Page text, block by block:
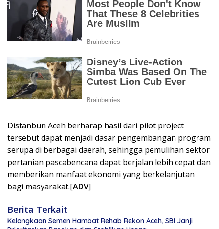
Distanbun Aceh berharap hasil dari pilot project
tersebut dapat menjadi dasar pengembangan program
serupa di berbagai daerah, sehingga pemulihan sektor
pertanian pascabencana dapat berjalan lebih cepat dan
memberikan manfaat ekonomi yang berkelanjutan
bagi masyarakat.[ADV]
Berita Terkait
Kelangkaan Semen Hambat Rehab Rekon Aceh, SBI Janji